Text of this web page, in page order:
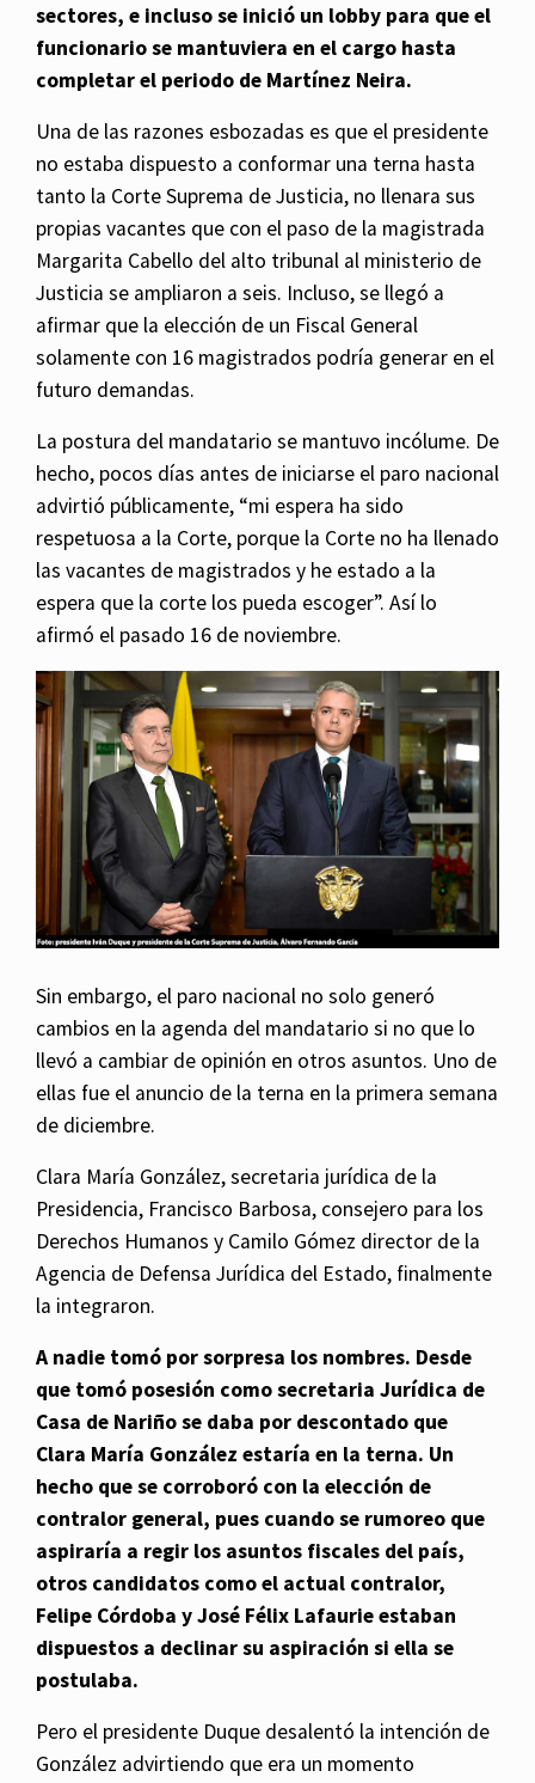
sectores, e incluso se inició un lobby para que el
funcionario se mantuviera en el cargo hasta
completar el periodo de Martínez Neira.
Una de las razones esbozadas es que el presidente
no estaba dispuesto a conformar una terna hasta
tanto la Corte Suprema de Justicia, no llenara sus
propias vacantes que con el paso de la magistrada
Margarita Cabello del alto tribunal al ministerio de
Justicia se ampliaron a seis. Incluso, se llegó a
afirmar que la elección de un Fiscal General
solamente con 16 magistrados podría generar en el
futuro demandas.
La postura del mandatario se mantuvo incólume. De
hecho, pocos días antes de iniciarse el paro nacional
advirtió públicamente, “mi espera ha sido
respetuosa a la Corte, porque la Corte no ha llenado
las vacantes de magistrados y he estado a la
espera que la corte los pueda escoger”. Así lo
afirmó el pasado 16 de noviembre.
Sin embargo, el paro nacional no solo generó
cambios en la agenda del mandatario si no que lo
llevó a cambiar de opinión en otros asuntos. Uno de
ellas fue el anuncio de la terna en la primera semana
de diciembre.
Clara María González, secretaria jurídica de la
Presidencia, Francisco Barbosa, consejero para los
Derechos Humanos y Camilo Gómez director de la
Agencia de Defensa Jurídica del Estado, finalmente
la integraron.
A nadie tomó por sorpresa los nombres. Desde
que tomó posesión como secretaria Jurídica de
Casa de Nariño se daba por descontado que
Clara María González estaría en la terna. Un
hecho que se corroboró con la elección de
contralor general, pues cuando se rumoreo que
aspiraría a regir los asuntos fiscales del país,
otros candidatos como el actual contralor,
Felipe Córdoba y José Félix Lafaurie estaban
dispuestos a declinar su aspiración si ella se
postulaba.
Pero el presidente Duque desalentó la intención de
González advirtiendo que era un momento